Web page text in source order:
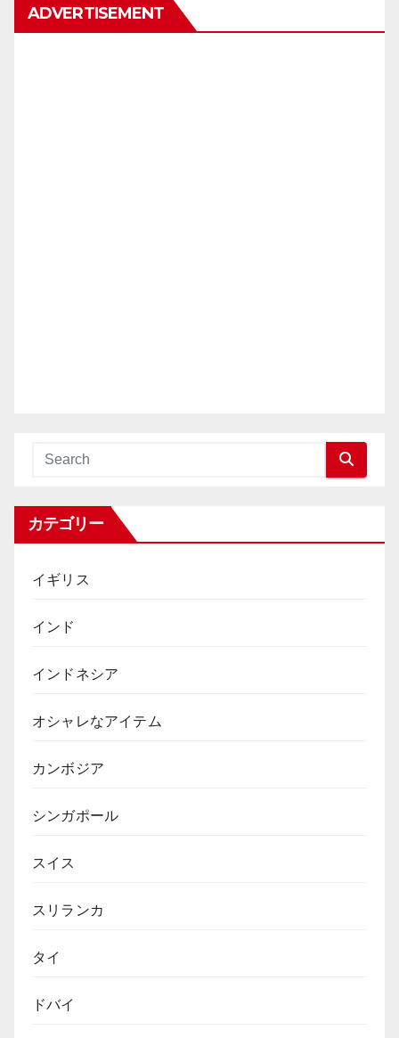
ADVERTISEMENT
カテゴリー
イギリス
インド
インドネシア
オシャレなアイテム
カンボジア
シンガポール
スイス
スリランカ
タイ
ドバイ